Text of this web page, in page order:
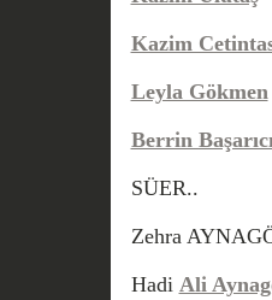
Kazim
Leyla Gökmen
Berrin Başarıcı
SÜER..
Zehra
Hadi Ali